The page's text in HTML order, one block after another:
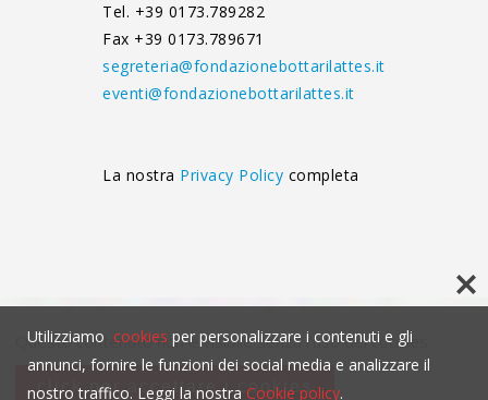
Tel. +39 0173.789282
Fax +39 0173.789671
segreteria@fondazionebottarilattes.it
eventi@fondazionebottarilattes.it
La nostra Privacy Policy completa
Questo contenuto non è visibile senza l'uso dei cookies.
click per accettare i cookies
Utilizziamo cookies per personalizzare i contenuti e gli
annunci, fornire le funzioni dei social media e analizzare il
nostro traffico. Leggi la nostra Cookie policy.